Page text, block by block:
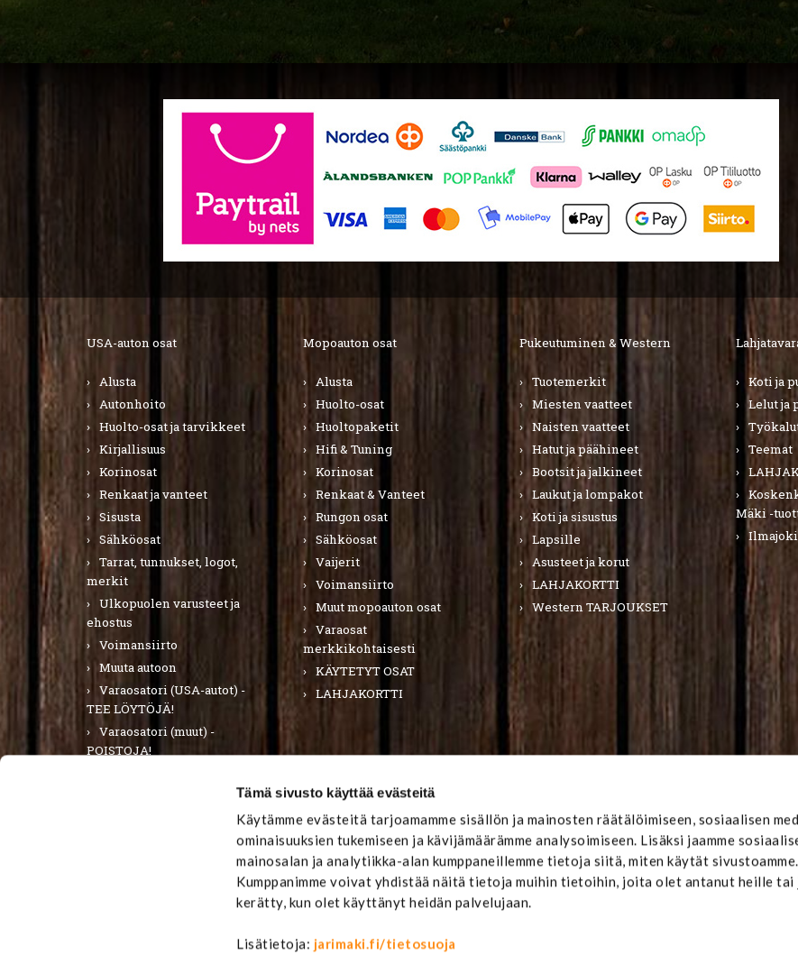
Tämä sivusto käyttää evästeitä
Käytämme evästeitä tarjoamamme sisällön ja mainosten räätälöimiseen, sosiaalisen
ominaisuuksien tukemiseen ja kävijämäärämme analysoimiseen. Lisäksi jaamme
mainosalan ja analytiikka-alan kumppaneillemme tietoja siitä, miten käytät sivustoamme.
Kumppanimme voivat yhdistää näitä tietoja muihin tietoihin, joita olet antanut heille tai
kerätty, kun olet käyttänyt heidän palvelujaan.
Lisätietoja: jarimaki.fi/tietosuoja
USA-auton osat
Alusta
Autonhoito
Huolto-osat ja tarvikkeet
Kirjallisuus
Korinosat
Renkaat ja vanteet
Sisusta
Sähköosat
Tarrat, tunnukset, logot,
merkit
Ulkopuolen varusteet ja
ehostus
Voimansiirto
Muuta autoon
Varaosatori (USA-autot) -
TEE LÖYTÖJÄ!
Varaosatori (muut) -
POISTOJA!
Mopoauton osat
Alusta
Huolto-osat
Huoltopaketit
Hifi & Tuning
Korinosat
Renkaat & Vanteet
Rungon osat
Sähköosat
Vaijerit
Voimansiirto
Muut mopoauton osat
Varaosat
merkkikohtaisesti
KÄYTETYT OSAT
LAHJAKORTTI
Pukeutuminen & Western
Tuotemerkit
Miesten vaatteet
Naisten vaatteet
Hatut ja päähineet
Bootsit ja jalkineet
Laukut ja lompakot
Koti ja sisustus
Lapsille
Asusteet ja korut
LAHJAKORTTI
Western TARJOUKSET
Koti ja
Lelut ja
Teemat
Mäki -